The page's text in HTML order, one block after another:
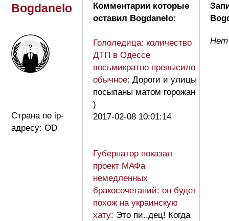
Bogdanelo
Страна по ip-
адресу: OD
Комментарии которые
оставил Bogdanelo:
Гололедица: количество
ДТП в Одессе
восьмикратно превысило
обычное: Дороги и улицы
посыпаны матом горожан
)
2017-02-08 10:01:14
Губернатор показал
проект МАФа
немедленных
бракосочетаний: он будет
похож на украинскую
хату: Это пи..дец! Когда
Нет